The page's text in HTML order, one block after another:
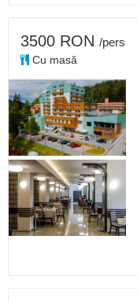
3500 RON /pers
Cu masă